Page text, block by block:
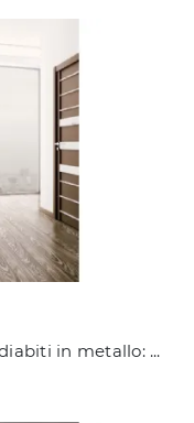
Complementi moderni e appendiabiti in metallo: scopri di più sul modello Globo di Maconi e potrai arricchire i tuoi interni.